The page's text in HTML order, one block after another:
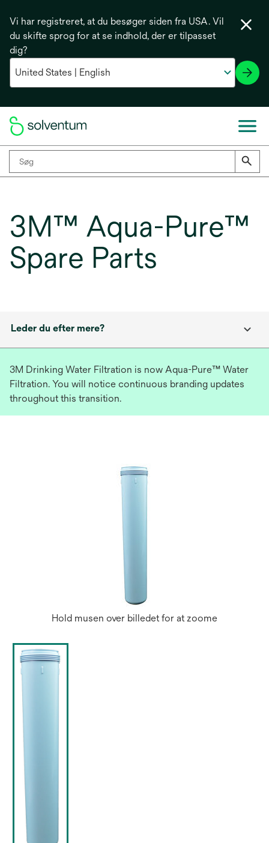
Vi har registreret, at du besøger siden fra USA. Vil
du skifte sprog for at se indhold, der er tilpasset
dig?
3M™ Aqua-Pure™
Spare Parts
Leder du efter mere?
3M Drinking Water Filtration is now Aqua-Pure™ Water
Filtration. You will notice continuous branding updates
throughout this transition.
Hold musen over billedet for at zoome